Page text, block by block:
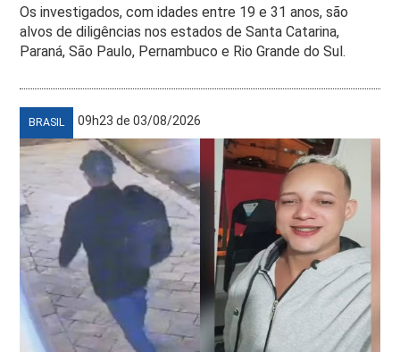
Os investigados, com idades entre 19 e 31 anos, são
alvos de diligências nos estados de Santa Catarina,
Paraná, São Paulo, Pernambuco e Rio Grande do Sul.
BRASIL 09h23 de 03/08/2026